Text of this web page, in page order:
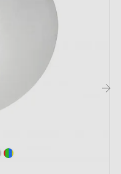
différents types de
et la
"L" et
vérifier la serrure